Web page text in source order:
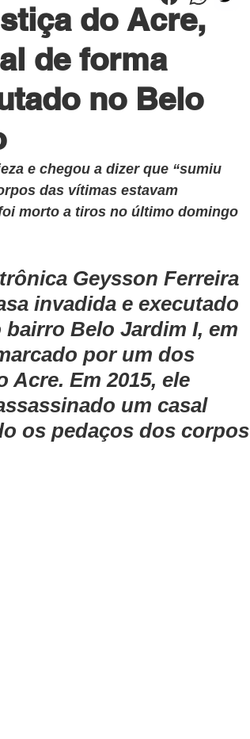
do Acre,
de forma
no Belo
e chegou a dizer que “sumiu
das vítimas estavam
morto a tiros no último domingo
Geysson Ferreira
invadida e executado
Belo Jardim I, em
por um dos
Em 2015, ele
um casal
os pedaços dos corpos